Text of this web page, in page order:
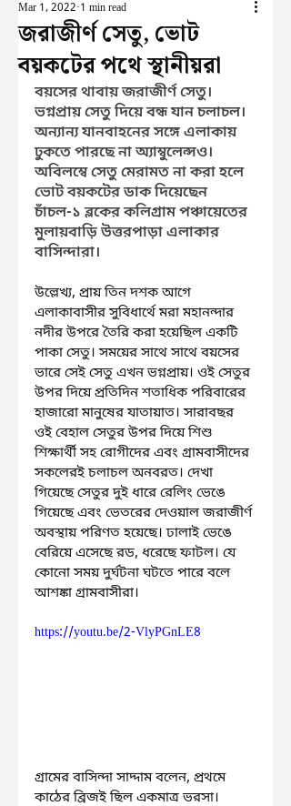
জরাজীর্ণ সেতু, ভোট
বয়কটের পথে স্থানীয়রা
Mar 1, 2022 1 min read
বয়সের থাবায় জরাজীর্ণ সেতু।
ভগ্নপ্রায় সেতু দিয়ে বন্ধ যান চলাচল।
অন্যান্য যানবাহনের সঙ্গে এলাকায়
ঢুকতে পারছে না অ্যাম্বুলেন্সও।
অবিলম্বে সেতু মেরামত না করা হলে
ভোট বয়কটের ডাক দিয়েছেন
চাঁচল-১ ব্লকের কলিগ্রাম পঞ্চায়েতের
মুলায়বাড়ি উত্তরপাড়া এলাকার
বাসিন্দারা।
উল্লেখ্য, প্রায় তিন দশক আগে
এলাকাবাসীর সুবিধার্থে মরা মহানন্দার
নদীর উপরে তৈরি করা হয়েছিল একটি
পাকা সেতু। সময়ের সাথে সাথে বয়সের
ভারে সেই সেতু এখন ভগ্নপ্রায়। ওই সেতুর
উপর দিয়ে প্রতিদিন শতাধিক পরিবারের
হাজারো মানুষের যাতায়াত। সারাবছর
ওই বেহাল সেতুর উপর দিয়ে শিশু
শিক্ষার্থী সহ রোগীদের এবং গ্রামবাসীদের
সকলেরই চলাচল অনবরত। দেখা
গিয়েছে সেতুর দুই ধারে রেলিং ভেঙে
গিয়েছে এবং ভেতরের দেওয়াল জরাজীর্ণ
অবস্থায় পরিণত হয়েছে। ঢালাই ভেঙে
বেরিয়ে এসেছে রড, ধরেছে ফাটল। যে
কোনো সময় দুর্ঘটনা ঘটতে পারে বলে
আশঙ্কা গ্রামবাসীরা।
https://youtu.be/2-VlyPGnLE8
গ্রামের বাসিন্দা সাদ্দাম বলেন, প্রথমে
কাঠের ব্রিজই ছিল একমাত্র ভরসা।